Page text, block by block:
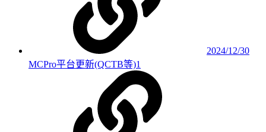
2024/12/30
MCPro平台更新(QCTB等)1